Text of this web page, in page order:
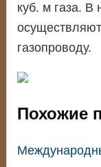
куб. м газа. В
газопроводу.
Похожие